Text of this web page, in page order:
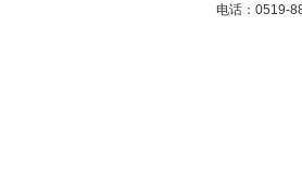
电话：0519-